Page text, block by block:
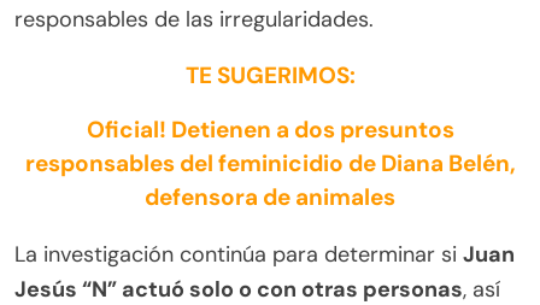
responsables de las irregularidades.
TE SUGERIMOS:
Oficial! Detienen a dos presuntos
responsables del feminicidio de Diana Belén,
defensora de animales
La investigación continúa para determinar si Juan
Jesús “N” actuó solo o con otras personas, así